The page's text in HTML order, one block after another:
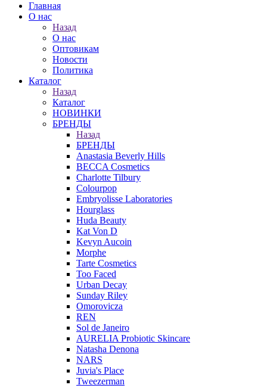
Главная
О нас
Назад
О нас
Оптовикам
Новости
Политика
Каталог
Назад
Каталог
НОВИНКИ
БРЕНДЫ
Назад
БРЕНДЫ
Anastasia Beverly Hills
BECCA Cosmetics
Charlotte Tilbury
Colourpop
Embryolisse Laboratories
Hourglass
Huda Beauty
Kat Von D
Kevyn Aucoin
Morphe
Tarte Cosmetics
Too Faced
Urban Decay
Sunday Riley
Omorovicza
REN
Sol de Janeiro
AURELIA Probiotic Skincare
Natasha Denona
NARS
Juvia's Place
Tweezerman